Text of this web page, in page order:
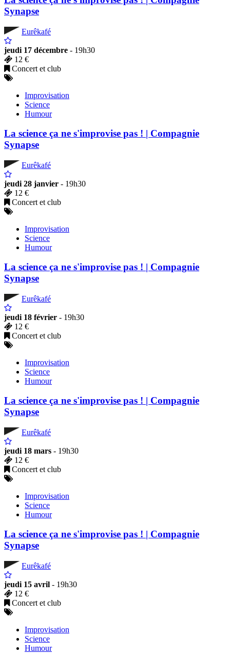
Synapse
Eurêkafé
jeudi 17 décembre - 19h30
12 €
Concert et club
Improvisation
Science
Humour
La science ça ne s'improvise pas ! | Compagnie
Synapse
Eurêkafé
jeudi 28 janvier - 19h30
12 €
Concert et club
Improvisation
Science
Humour
La science ça ne s'improvise pas ! | Compagnie
Synapse
Eurêkafé
jeudi 18 février - 19h30
12 €
Concert et club
Improvisation
Science
Humour
La science ça ne s'improvise pas ! | Compagnie
Synapse
Eurêkafé
jeudi 18 mars - 19h30
12 €
Concert et club
Improvisation
Science
Humour
La science ça ne s'improvise pas ! | Compagnie
Synapse
Eurêkafé
jeudi 15 avril - 19h30
12 €
Concert et club
Improvisation
Science
Humour